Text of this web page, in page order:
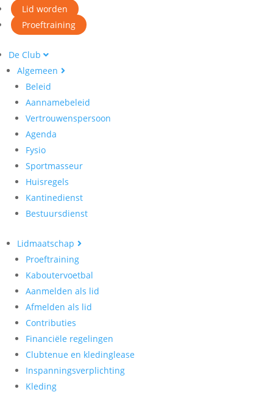
Lid worden
Proeftraining
De Club
Algemeen
Beleid
Aannamebeleid
Vertrouwenspersoon
Agenda
Fysio
Sportmasseur
Huisregels
Kantinedienst
Bestuursdienst
Lidmaatschap
Proeftraining
Kaboutervoetbal
Aanmelden als lid
Afmelden als lid
Contributies
Financiële regelingen
Clubtenue en kledinglease
Inspanningsverplichting
Kleding